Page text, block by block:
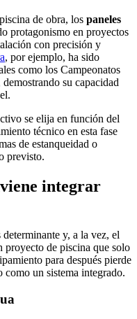
de obra, los paneles
protagonismo en proyectos
con precisión y
, por ejemplo, ha sido
como los Campeonatos
su capacidad
se elija en función del
técnico en esta fase
de estanqueidad o
previsto.
integrar
y, a la vez, el
proyecto de piscina que solo
para después pierde
un sistema integrado.